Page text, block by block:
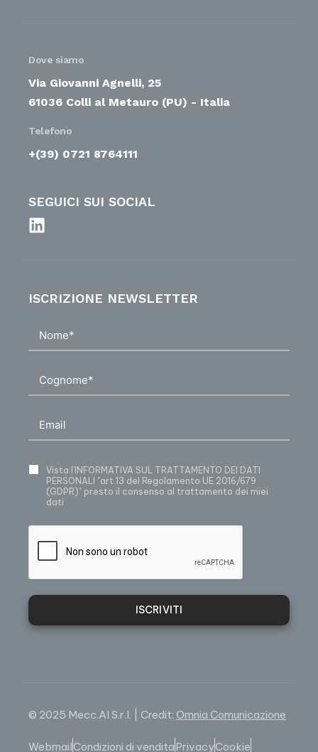
Dove siamo
Via Giovanni Agnelli, 25
61036 Colli al Metauro (PU) - Italia
Telefono
+(39) 0721 8764111
SEGUICI SUI SOCIAL
ISCRIZIONE NEWSLETTER
Vista l’INFORMATIVA SUL TRATTAMENTO DEI DATI
PERSONALI "art.13 del Regolamento UE 2016/679
(GDPR)" presto il consenso al trattamento dei miei
dati
ISCRIVITI
© 2025 Mecc.Al S.r.l. | Credit: Omnia Comunicazione
WebmailCondizioni di venditaPrivacyCookie